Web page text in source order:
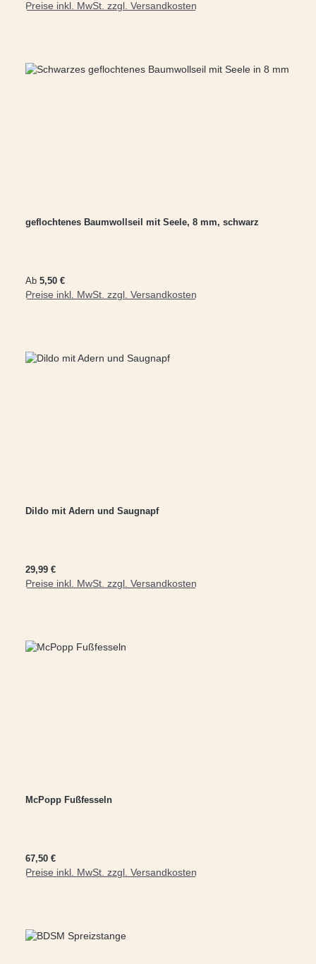
Preise inkl. MwSt. zzgl. Versandkosten
In den Warenkorb
geflochtenes Baumwollseil mit Seele, 8 mm, schwarz
Regulärer Preis:
Ab 5,50 €
Preise inkl. MwSt. zzgl. Versandkosten
Dildo mit Adern und Saugnapf
Regulärer Preis:
29,99 €
Preise inkl. MwSt. zzgl. Versandkosten
In den Warenkorb
McPopp Fußfesseln
Regulärer Preis:
67,50 €
Preise inkl. MwSt. zzgl. Versandkosten
In den Warenkorb